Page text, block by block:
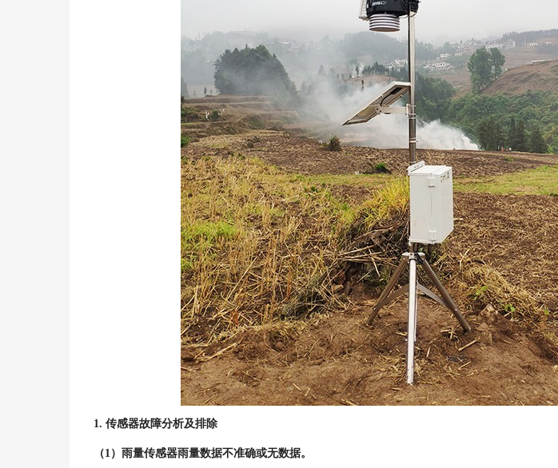
1. 传感器故障分析及排除
（1）雨量传感器雨量数据不准确或无数据。